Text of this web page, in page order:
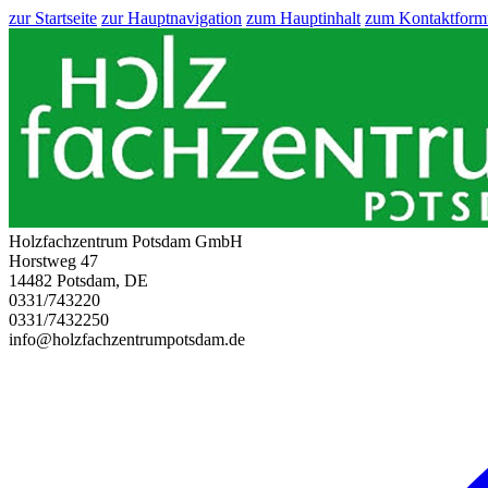
zur Startseite zur Hauptnavigation zum Hauptinhalt zum
Holzfachzentrum Potsdam GmbH
Horstweg 47
14482 Potsdam, DE
0331/743220
0331/7432250
info@holzfachzentrumpotsdam.de